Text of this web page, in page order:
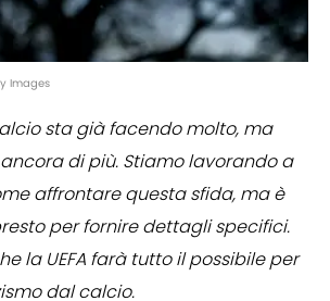
Images
sta già facendo molto, ma
di più. Stiamo lavorando a
affrontare questa sfida, ma è
per fornire dettagli specifici.
la UEFA farà tutto il possibile per
dal calcio.